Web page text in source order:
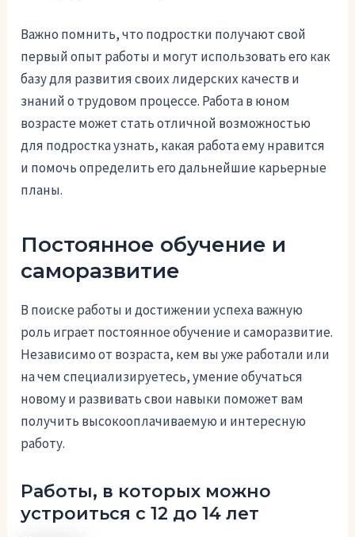
Важно помнить, что подростки получают свой
первый опыт работы и могут использовать его как
базу для развития своих лидерских качеств и
знаний о трудовом процессе. Работа в юном
возрасте может стать отличной возможностью
для подростка узнать, какая работа ему нравится
и помочь определить его дальнейшие карьерные
планы.
Постоянное обучение и
саморазвитие
В поиске работы и достижении успеха важную
роль играет постоянное обучение и саморазвитие.
Независимо от возраста, кем вы уже работали или
на чем специализируетесь, умение обучаться
новому и развивать свои навыки поможет вам
получить высокооплачиваемую и интересную
работу.
Работы, в которых можно
устроиться с 12 до 14 лет